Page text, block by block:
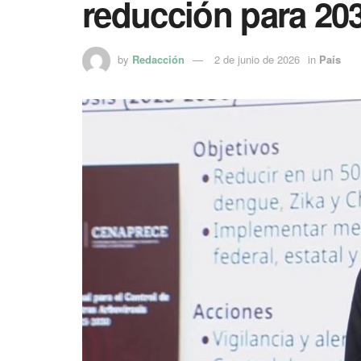
reducción para
by Redacción 2 de junio de 2026 in País